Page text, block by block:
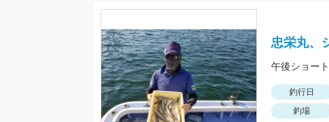
忠栄丸、
午後ショー
釣行日
釣場